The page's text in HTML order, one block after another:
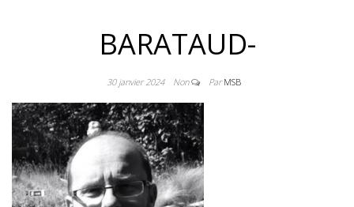
BARATAUD-
30 janvier 2024 Non ParMSB